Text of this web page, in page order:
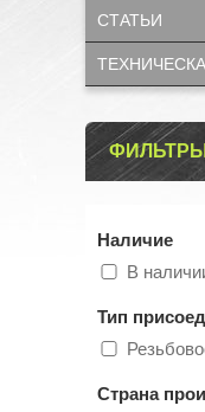
СТАТЬИ
ФИЛЬТРЫ
Наличие
В
Тип
Страна